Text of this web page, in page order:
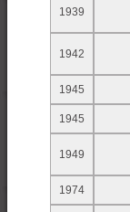
1939
1942
1945
1945
1949
1974